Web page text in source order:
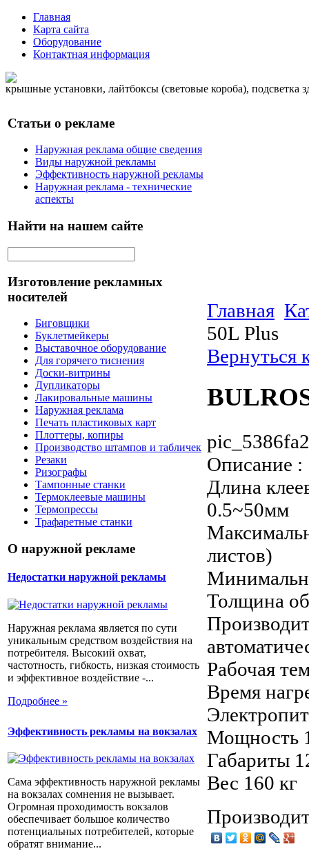
Главная
Карта сайта
Оборудование
Контактная информация
крышные установки, лайтбоксы (световые короба), подсветка
Статьи о рекламе
Наружная реклама общие сведения
Виды наружной рекламы
Эффективность наружной рекламы
Наружная реклама - технические
аспекты
Найти на нашем сайте
Изготовление рекламных
носителей
Биговщики
Буклетмейкеры
Выставочное оборудование
Для горячего тиснения
Доски-витрины
Дупликаторы
Лакировальные машины
Наружная реклама
Печать пластиковых карт
Плоттеры, копиры
Производство штампов и табличек
Резаки
Ризографы
Тампонные станки
Термоклеевые машины
Термопрессы
Трафаретные станки
О наружной рекламе
Недостатки наружной рекламы
Наружная реклама является по сути
уникальным средством воздействия на
потребителя. Высокий охват,
частотность, гибкость, низкая стоимость
и эффективное воздействие -...
Подробнее »
Эффективность рекламы на вокзалах
Сама эффективность наружной рекламы
на вокзалах сомнения не вызывает.
Огромная проходимость вокзалов
обеспечивает большое количество
потенциальных потребителей, которые
обратят внимание...
Главная
50L Plus
Вернуться
Описание :
Длина
0.5~50мм
листов)
Толщина
Рабочая
Время
Мощность
Габариты
Вес 160 кг